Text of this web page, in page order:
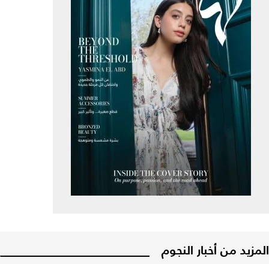
المزيد من أخبار النجوم